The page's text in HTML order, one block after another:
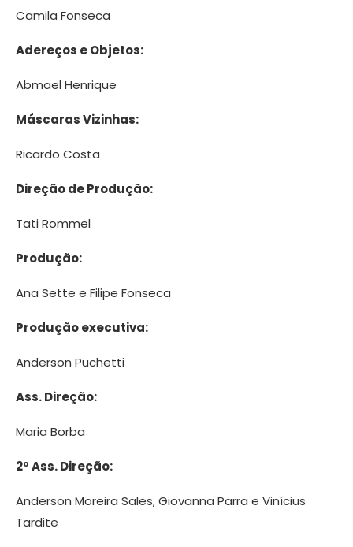
Camila Fonseca
Adereços e Objetos:
Abmael Henrique
Máscaras Vizinhas:
Ricardo Costa
Direção de Produção:
Tati Rommel
Produção:
Ana Sette e Filipe Fonseca
Produção executiva:
Anderson Puchetti
Ass. Direção:
Maria Borba
2º Ass. Direção:
Anderson Moreira Sales, Giovanna Parra e Vinícius
Tardite